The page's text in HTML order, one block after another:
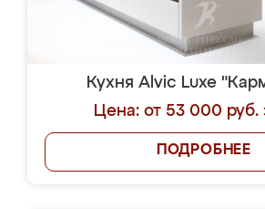
Кухня Alvic Luxe
Цена: от 53 000 руб.
ПОДРОБНЕЕ